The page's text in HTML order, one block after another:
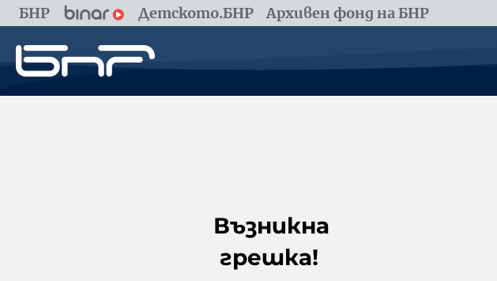
БНР Детското.БНР Архивен фонд на БНР
Възникна
грешка!